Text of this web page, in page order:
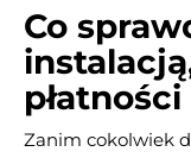
Co
Zanim cokolwiek